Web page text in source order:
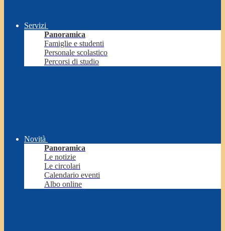
Servizi
Panoramica
Famiglie e studenti
Personale scolastico
Percorsi di studio
Novità
Panoramica
Le notizie
Le circolari
Calendario eventi
Albo online